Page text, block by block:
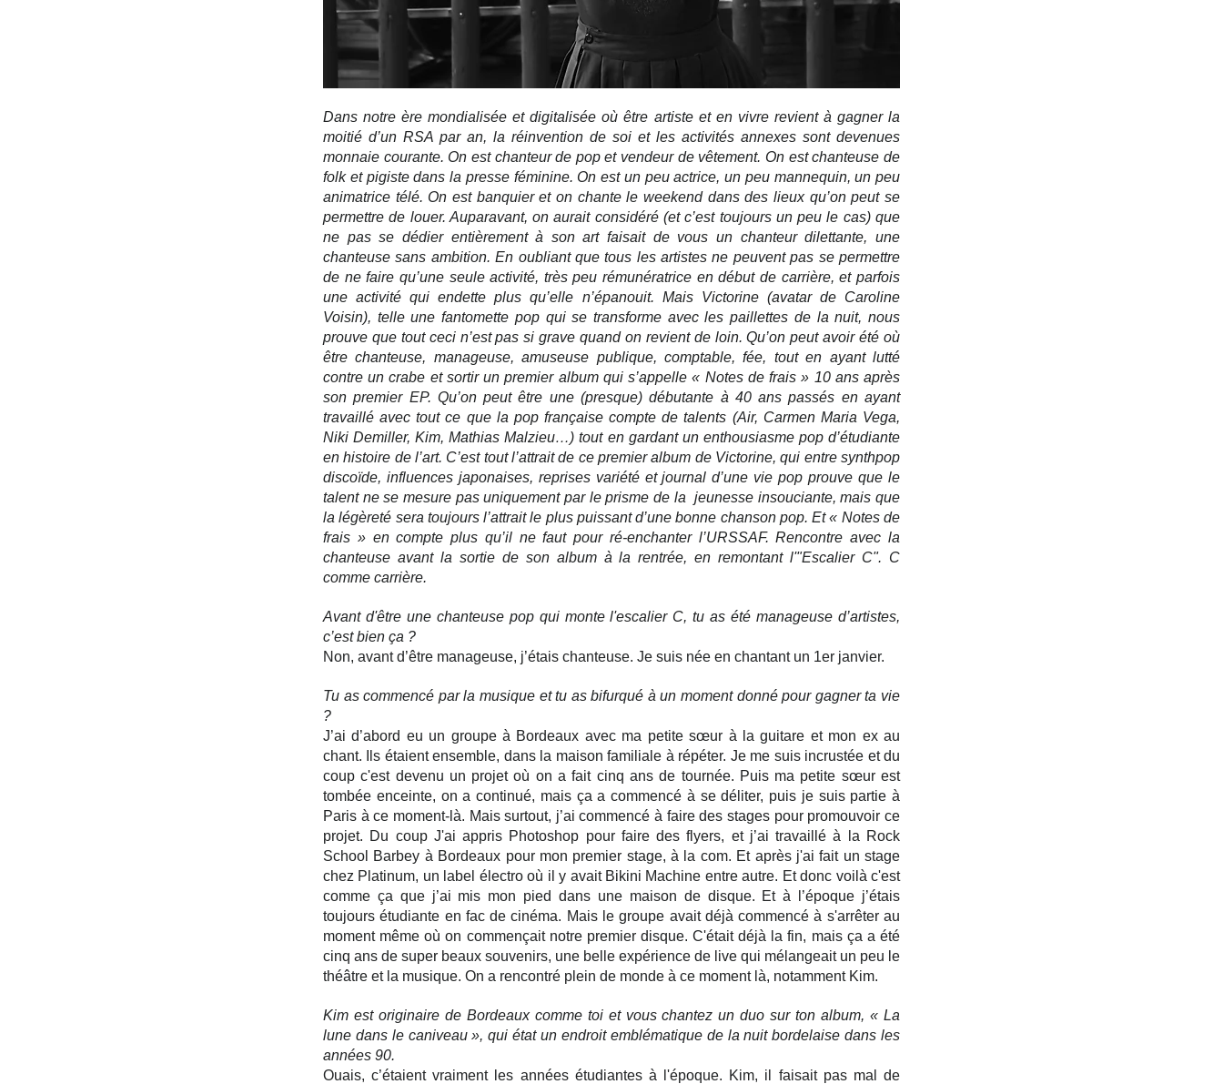
Dans notre ère mondialisée et digitalisée où être artiste et en vivre revient à gagner la
moitié d’un RSA par an, la réinvention de soi et les activités annexes sont devenues
monnaie courante. On est chanteur de pop et vendeur de vêtement. On est chanteuse de
folk et pigiste dans la presse féminine. On est un peu actrice, un peu mannequin, un peu
animatrice télé. On est banquier et on chante le weekend dans des lieux qu’on peut se
permettre de louer. Auparavant, on aurait considéré (et c’est toujours un peu le cas) que
ne pas se dédier entièrement à son art faisait de vous un chanteur dilettante, une
chanteuse sans ambition. En oubliant que tous les artistes ne peuvent pas se permettre
de ne faire qu’une seule activité, très peu rémunératrice en début de carrière, et parfois
une activité qui endette plus qu’elle n’épanouit. Mais Victorine (avatar de Caroline
Voisin), telle une fantomette pop qui se transforme avec les paillettes de la nuit, nous
prouve que tout ceci n’est pas si grave quand on revient de loin. Qu’on peut avoir été où
être chanteuse, manageuse, amuseuse publique, comptable, fée, tout en ayant lutté
contre un crabe et sortir un premier album qui s’appelle « Notes de frais » 10 ans après
son premier EP. Qu’on peut être une (presque) débutante à 40 ans passés en ayant
travaillé avec tout ce que la pop française compte de talents (Air, Carmen Maria Vega,
Niki Demiller, Kim, Mathias Malzieu…) tout en gardant un enthousiasme pop d’étudiante
en histoire de l’art. C’est tout l’attrait de ce premier album de Victorine, qui entre synthpop
discoïde, influences japonaises, reprises variété et journal d’une vie pop prouve que le
talent ne se mesure pas uniquement par le prisme de la  jeunesse insouciante, mais que
la légèreté sera toujours l’attrait le plus puissant d’une bonne chanson pop. Et « Notes de
frais » en compte plus qu’il ne faut pour ré-enchanter l’URSSAF. Rencontre avec la
chanteuse avant la sortie de son album à la rentrée, en remontant l'"Escalier C". C
comme carrière.
Avant d'être une chanteuse pop qui monte l'escalier C, tu as été manageuse d’artistes,
c’est bien ça ?
Non, avant d’être manageuse, j’étais chanteuse. Je suis née en chantant un 1er janvier.
Tu as commencé par la musique et tu as bifurqué à un moment donné pour gagner ta vie
?
J’ai d’abord eu un groupe à Bordeaux avec ma petite sœur à la guitare et mon ex au
chant. Ils étaient ensemble, dans la maison familiale à répéter. Je me suis incrustée et du
coup c'est devenu un projet où on a fait cinq ans de tournée. Puis ma petite sœur est
tombée enceinte, on a continué, mais ça a commencé à se déliter, puis je suis partie à
Paris à ce moment-là. Mais surtout, j’ai commencé à faire des stages pour promouvoir ce
projet. Du coup J'ai appris Photoshop pour faire des flyers, et j’ai travaillé à la Rock
School Barbey à Bordeaux pour mon premier stage, à la com. Et après j'ai fait un stage
chez Platinum, un label électro où il y avait Bikini Machine entre autre. Et donc voilà c'est
comme ça que j’ai mis mon pied dans une maison de disque. Et à l’époque j’étais
toujours étudiante en fac de cinéma. Mais le groupe avait déjà commencé à s'arrêter au
moment même où on commençait notre premier disque. C'était déjà la fin, mais ça a été
cinq ans de super beaux souvenirs, une belle expérience de live qui mélangeait un peu le
théâtre et la musique. On a rencontré plein de monde à ce moment là, notamment Kim.
Kim est originaire de Bordeaux comme toi et vous chantez un duo sur ton album, « La
lune dans le caniveau », qui état un endroit emblématique de la nuit bordelaise dans les
années 90.
Ouais, c’étaient vraiment les années étudiantes à l'époque. Kim, il faisait pas mal de